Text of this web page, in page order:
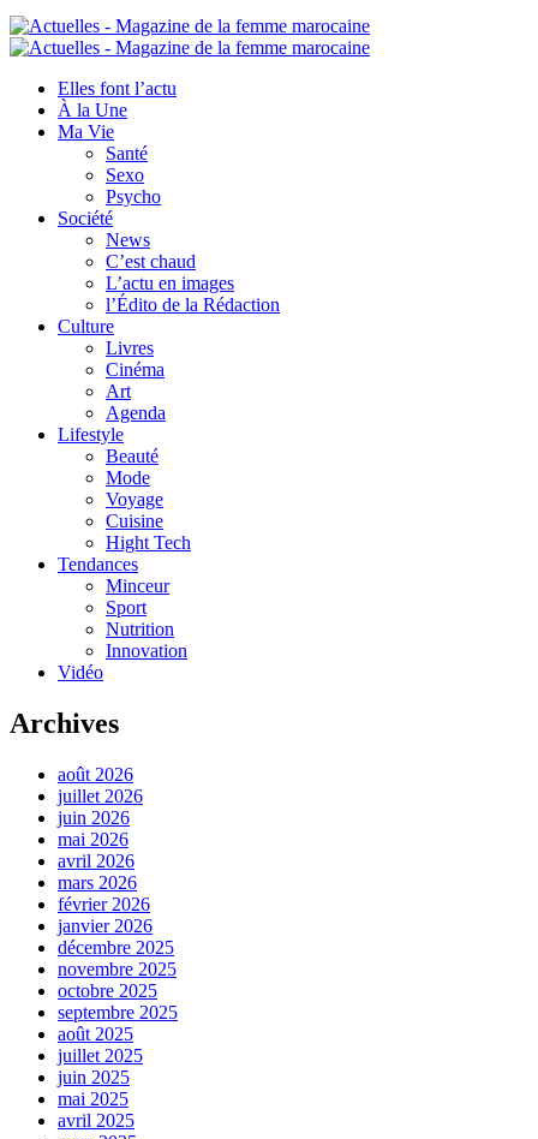
Elles font l’actu
À la Une
Ma Vie
Santé
Sexo
Psycho
Société
News
C’est chaud
L’actu en images
l’Édito de la Rédaction
Culture
Livres
Cinéma
Art
Agenda
Lifestyle
Beauté
Mode
Voyage
Cuisine
Hight Tech
Tendances
Minceur
Sport
Nutrition
Innovation
Vidéo
Archives
août 2026
juillet 2026
juin 2026
mai 2026
avril 2026
mars 2026
février 2026
janvier 2026
décembre 2025
novembre 2025
octobre 2025
septembre 2025
août 2025
juillet 2025
juin 2025
mai 2025
avril 2025